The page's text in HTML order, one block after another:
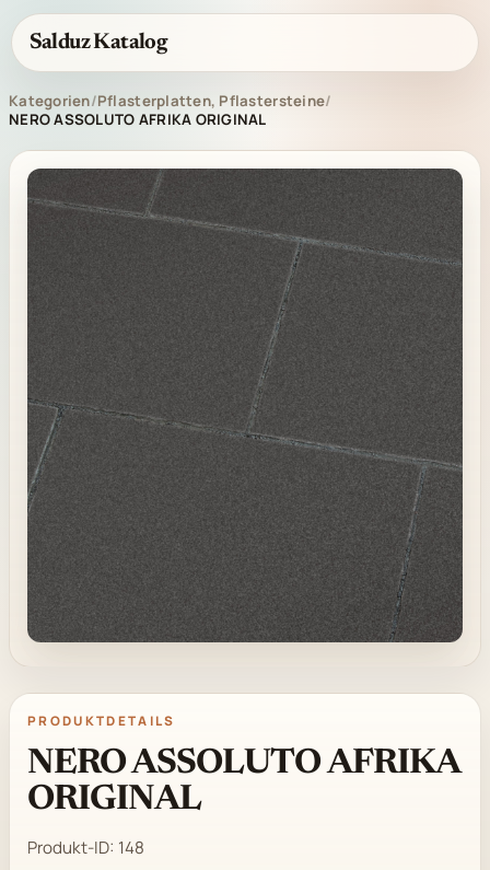
Salduz Katalog
Kategorien/Pflasterplatten, Pflastersteine/
NERO ASSOLUTO AFRIKA ORIGINAL
PRODUKTDETAILS
NERO ASSOLUTO AFRIKA
ORIGINAL
Produkt-ID: 148